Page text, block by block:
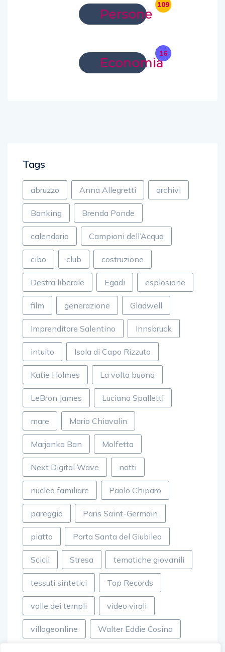
Persone
109
Economia
16
Tags
abruzzo Anna Allegretti archivi
Banking Brenda Ponde
calendario Campioni dell’Acqua
cibo club costruzione
Destra liberale Egadi esplosione
film generazione Gladwell
Imprenditore Salentino Innsbruck
intuito Isola di Capo Rizzuto
Katie Holmes La volta buona
LeBron James Luciano Spalletti
mare Mario Chiavalin
Marjanka Ban Molfetta
Next Digital Wave notti
nucleo familiare Paolo Chiparo
pareggio Paris Saint-Germain
piatto Porta Santa del Giubileo
Scicli Stresa tematiche giovanili
tessuti sintetici Top Records
valle dei templi video virali
villageonline Walter Eddie Cosina